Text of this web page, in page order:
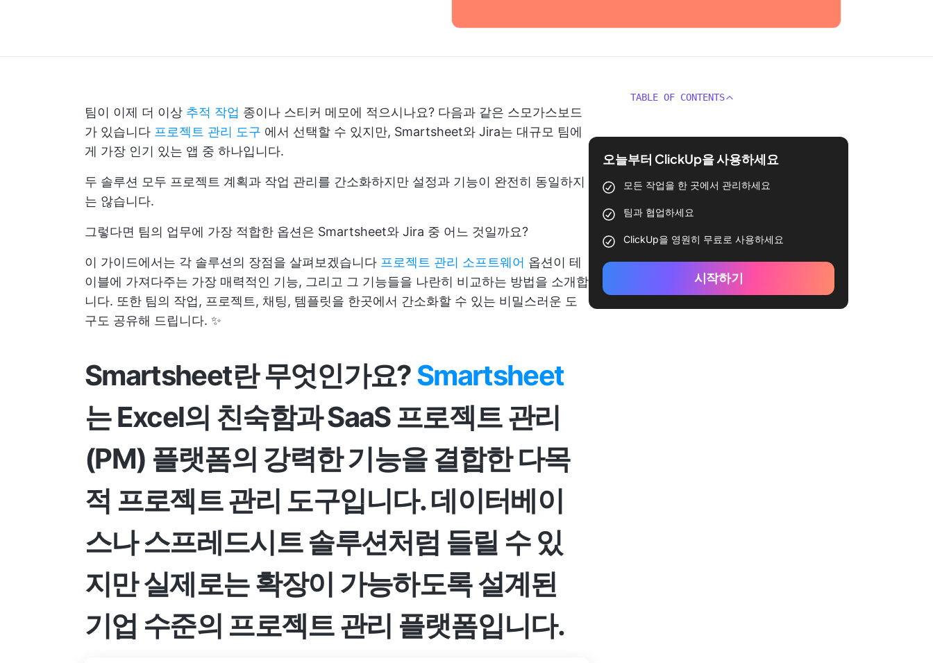
팀이 이제 더 이상 추적 작업 종이나 스티커 메모에 적으시나요? 다음과 같은 스모가스보드
가 있습니다 프로젝트 관리 도구 에서 선택할 수 있지만, Smartsheet와 Jira는 대규모 팀에
게 가장 인기 있는 앱 중 하나입니다.
두 솔루션 모두 프로젝트 계획과 작업 관리를 간소화하지만 설정과 기능이 완전히 동일하지
는 않습니다.
그렇다면 팀의 업무에 가장 적합한 옵션은 Smartsheet와 Jira 중 어느 것일까요?
이 가이드에서는 각 솔루션의 장점을 살펴보겠습니다 프로젝트 관리 소프트웨어 옵션이 테
이블에 가져다주는 가장 매력적인 기능, 그리고 그 기능들을 나란히 비교하는 방법을 소개합
니다. 또한 팀의 작업, 프로젝트, 채팅, 템플릿을 한곳에서 간소화할 수 있는 비밀스러운 도
구도 공유해 드립니다. ✨
Smartsheet란 무엇인가요?Smartsheet
는 Excel의 친숙함과 SaaS 프로젝트 관리
(PM) 플랫폼의 강력한 기능을 결합한 다목
적 프로젝트 관리 도구입니다. 데이터베이
스나 스프레드시트 솔루션처럼 들릴 수 있
지만 실제로는 확장이 가능하도록 설계된
기업 수준의 프로젝트 관리 플랫폼입니다.
TABLE OF CONTENTS
오늘부터 ClickUp을 사용하세요
모든 작업을 한 곳에서 관리하세요
팀과 협업하세요
ClickUp을 영원히 무료로 사용하세요
시작하기